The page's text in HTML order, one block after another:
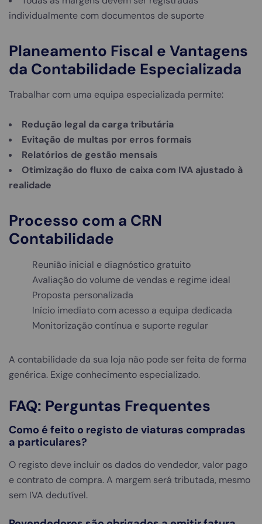
individualmente com documentos de suporte
Planeamento Fiscal e Vantagens
da Contabilidade Especializada
Trabalhar com uma equipa especializada permite:
Redução legal da carga tributária
Evitação de multas por erros formais
Relatórios de gestão mensais
Otimização do fluxo de caixa com IVA ajustado à
realidade
Processo com a CRN
Contabilidade
Reunião inicial e diagnóstico gratuito
Avaliação do volume de vendas e regime ideal
Proposta personalizada
Início imediato com acesso a equipa dedicada
Monitorização contínua e suporte regular
A contabilidade da sua loja não pode ser feita de forma
genérica. Exige conhecimento especializado.
FAQ: Perguntas Frequentes
Como é feito o registo de viaturas compradas
a particulares?
O registo deve incluir os dados do vendedor, valor pago
e contrato de compra. A margem será tributada, mesmo
sem IVA dedutível.